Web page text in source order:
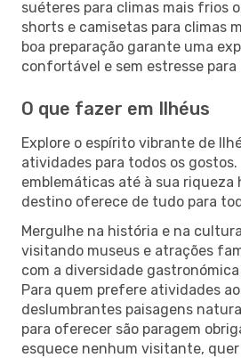
suéteres para climas mais frios
shorts e camisetas para climas
boa preparação garante uma
confortável e sem estresse para
O que fazer em Ilhéus
Explore o espírito vibrante de
atividades para todos os
emblemáticas até à sua riqueza
destino oferece de tudo para
Mergulhe na história e na
visitando museus e atrações
com a diversidade
Para quem prefere atividades
deslumbrantes paisagens
para oferecer são paragem
esquece nenhum visitante,